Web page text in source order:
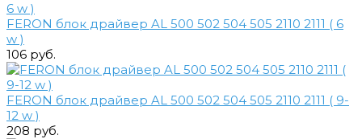
FERON блок драйвер AL 500 502 504 505 2110 2111 ( 6
w )
106 руб.
FERON блок драйвер AL 500 502 504 505 2110 2111 ( 9-
12 w )
208 руб.